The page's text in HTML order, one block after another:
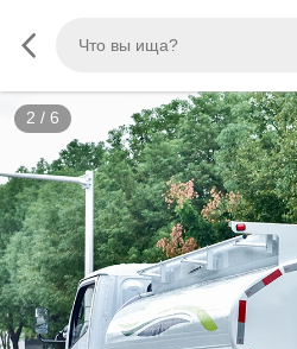
3 / 6